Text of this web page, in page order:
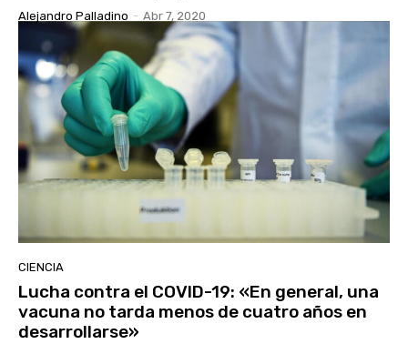
Alejandro Palladino - Abr 7, 2020
CIENCIA
Lucha contra el COVID-19: «En general, una
vacuna no tarda menos de cuatro años en
desarrollarse»